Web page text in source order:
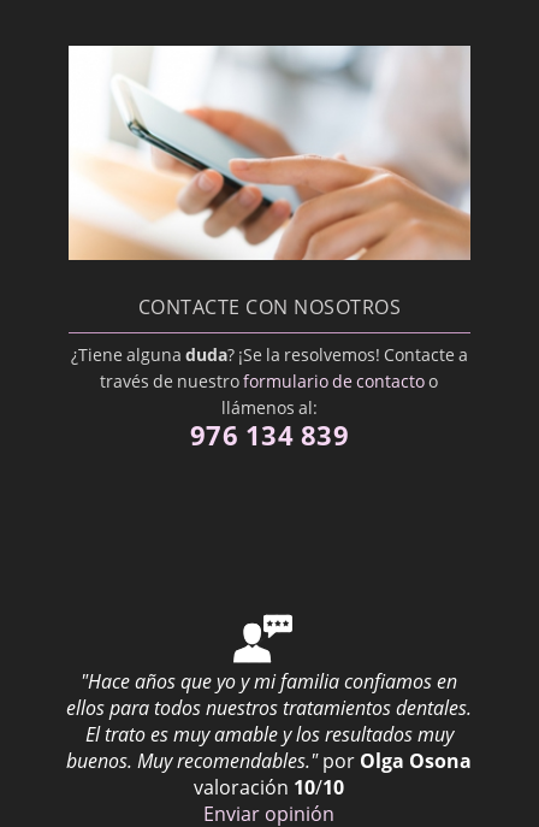
CONTACTE CON NOSOTROS
¿Tiene alguna duda? ¡Se la resolvemos! Contacte a
través de nuestroformulario de contactoo
llámenos al:
976 134 839
"Hace años que yo y mi familia confiamos en
ellos para todos nuestros tratamientos dentales.
El trato es muy amable y los resultados muy
buenos. Muy recomendables." por Olga Osona
valoración 10/10
Enviar opinión